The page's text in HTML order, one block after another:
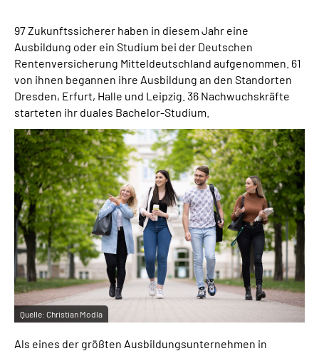
Leichte Sprache
Suche
Mein Kundenportal
97 Zukunftssicherer haben in diesem Jahr eine
Ausbildung oder ein Studium bei der Deutschen
Rentenversicherung Mitteldeutschland aufgenommen. 61
von ihnen begannen ihre Ausbildung an den Standorten
Dresden, Erfurt, Halle und Leipzig. 36 Nachwuchskräfte
starteten ihr duales Bachelor-Studium.
Quelle: Christian Modla
Als eines der größten Ausbildungsunternehmen in